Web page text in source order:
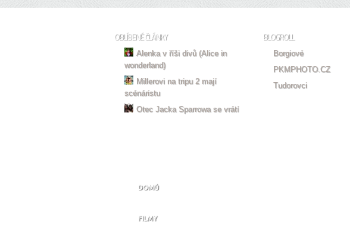
OBLÍBENÉ ČLÁNKY
Alenka v říši divů (Alice in
wonderland)
Millerovi na tripu 2 mají
scénáristu
Otec Jacka Sparrowa se vrátí
BLOGROLL
Borgiové
PKMPHOTO.CZ
Tudorovci
DOMŮ
FILMY